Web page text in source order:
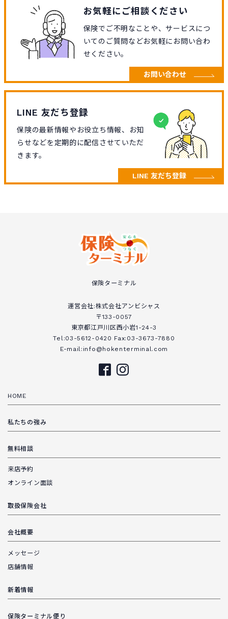
お気軽にご相談ください
保険でご不明なことや、サービスにつ
いてのご質問などお気軽にお問い合わ
せください。
お問い合わせ
LINE 友だち登録
保険の最新情報やお役立ち情報、お知
らせなどを定期的に配信させていただ
きます。
LINE 友だち登録
保険ターミナル
運営会社:株式会社アンビシャス
〒133-0057
東京都江戸川区西小岩1-24-3
Tel:03-5612-0420 Fax:03-3673-7880
E-mail:info@hokenterminal.com
HOME
私たちの強み
無料相談
来店予約
オンライン面談
取扱保険会社
会社概要
メッセージ
店舗情報
新着情報
保険ターミナル便り